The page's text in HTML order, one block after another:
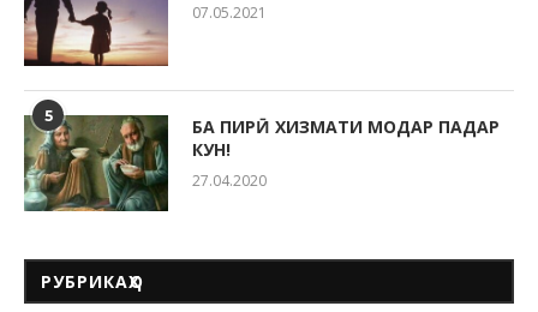
07.05.2021
5
БА ПИРӢ ХИЗМАТИ МОДАР ПАДАР
КУН!
27.04.2020
РУБРИКАҲО